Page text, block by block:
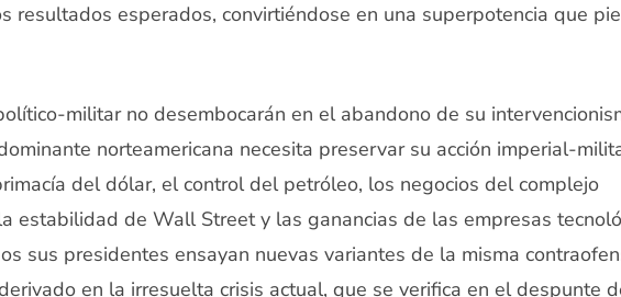
resultados esperados, convirtiéndose en una superpotencia que
militar no desembocarán en el abandono de su
norteamericana necesita preservar su acción imperial-
del dólar, el control del petróleo, los negocios del complejo
estabilidad de Wall Street y las ganancias de las empresas
sus presidentes ensayan nuevas variantes de la misma
en la irresuelta crisis actual, que se verifica en el despunte